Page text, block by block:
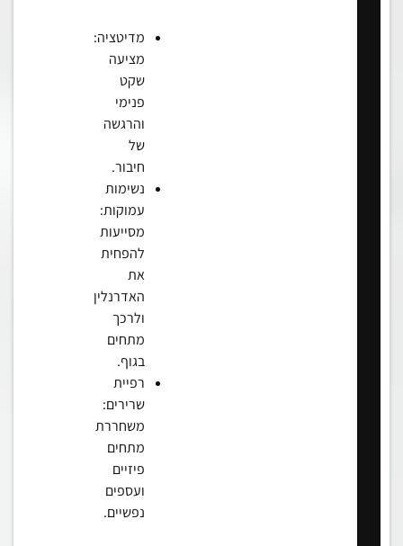
מדיטציה:
מציעה
שקט
פנימי
והרגשה
של
חיבור.
נשימות
עמוקות:
מסייעות
להפחית
את
האדרנלין
ולרכך
מתחים
בגוף.
רפיית
שרירים:
משחררת
מתחים
פיזיים
ועספים
נפשיים.